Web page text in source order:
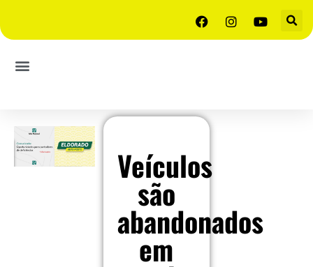
Veículos
são
abandonados
em